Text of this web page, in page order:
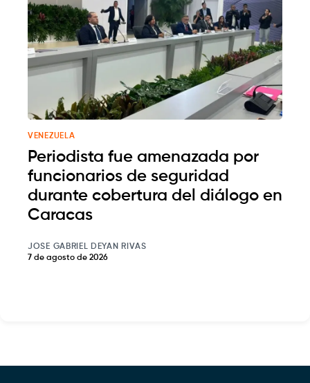
VENEZUELA
Periodista fue amenazada por
funcionarios de seguridad
durante cobertura del diálogo en
Caracas
JOSE GABRIEL DEYAN RIVAS
7 de agosto de 2026